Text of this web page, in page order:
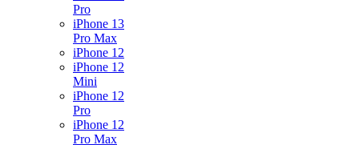
Pro
iPhone 13
Pro Max
iPhone 12
iPhone 12
Mini
iPhone 12
Pro
iPhone 12
Pro Max